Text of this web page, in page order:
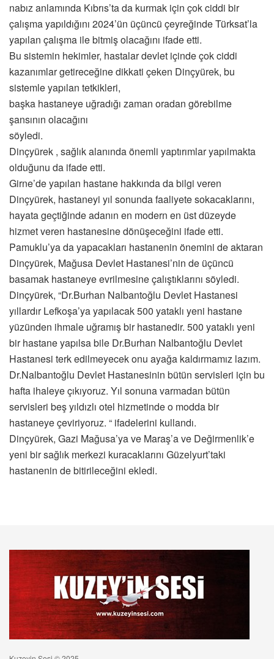
nabız anlamında Kıbrıs’ta da kurmak için çok ciddi bir
çalışma yapıldığını 2024’ün üçüncü çeyreğinde Türksat’la
yapılan çalışma ile bitmiş olacağını ifade etti.
Bu sistemin hekimler, hastalar devlet içinde çok ciddi
kazanımlar getireceğine dikkati çeken Dinçyürek, bu
sistemle yapılan tetkikleri,
başka hastaneye uğradığı zaman oradan görebilme
şansının olacağını
söyledi.
Dinçyürek , sağlık alanında önemli yaptırımlar yapılmakta
olduğunu da ifade etti.
Girne’de yapılan hastane hakkında da bilgi veren
Dinçyürek, hastaneyi yıl sonunda faaliyete sokacaklarını,
hayata geçtiğinde adanın en modern en üst düzeyde
hizmet veren hastanesine dönüşeceğini ifade etti.
Pamuklu’ya da yapacakları hastanenin önemini de aktaran
Dinçyürek, Mağusa Devlet Hastanesi’nin de üçüncü
basamak hastaneye evrilmesine çalıştıklarını söyledi.
Dinçyürek, “Dr.Burhan Nalbantoğlu Devlet Hastanesi
yıllardır Lefkoşa’ya yapılacak 500 yataklı yeni hastane
yüzünden ihmale uğramış bir hastanedir. 500 yataklı yeni
bir hastane yapılsa bile Dr.Burhan Nalbantoğlu Devlet
Hastanesi terk edilmeyecek onu ayağa kaldırmamız lazım.
Dr.Nalbantoğlu Devlet Hastanesinin bütün servisleri için bu
hafta ihaleye çıkıyoruz. Yıl sonuna varmadan bütün
servisleri beş yıldızlı otel hizmetinde o modda bir
hastaneye çeviriyoruz. “ ifadelerini kullandı.
Dinçyürek, Gazi Mağusa’ya ve Maraş’a ve Değirmenlik’e
yeni bir sağlık merkezi kuracaklarını Güzelyurt’taki
hastanenin de bitirileceğini ekledi.